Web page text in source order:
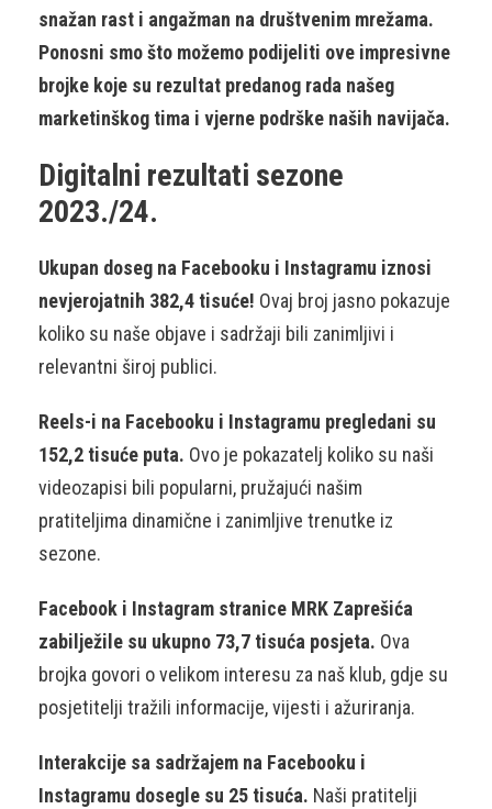
snažan rast i angažman na društvenim mrežama.
Ponosni smo što možemo podijeliti ove impresivne
brojke koje su rezultat predanog rada našeg
marketinškog tima i vjerne podrške naših navijača.
Digitalni rezultati sezone
2023./24.
Ukupan doseg na Facebooku i Instagramu iznosi
nevjerojatnih 382,4 tisuće! Ovaj broj jasno pokazuje
koliko su naše objave i sadržaji bili zanimljivi i
relevantni široj publici.
Reels-i na Facebooku i Instagramu pregledani su
152,2 tisuće puta. Ovo je pokazatelj koliko su naši
videozapisi bili popularni, pružajući našim
pratiteljima dinamične i zanimljive trenutke iz
sezone.
Facebook i Instagram stranice MRK Zaprešića
zabilježile su ukupno 73,7 tisuća posjeta. Ova
brojka govori o velikom interesu za naš klub, gdje su
posjetitelji tražili informacije, vijesti i ažuriranja.
Interakcije sa sadržajem na Facebooku i
Instagramu dosegle su 25 tisuća. Naši pratitelji